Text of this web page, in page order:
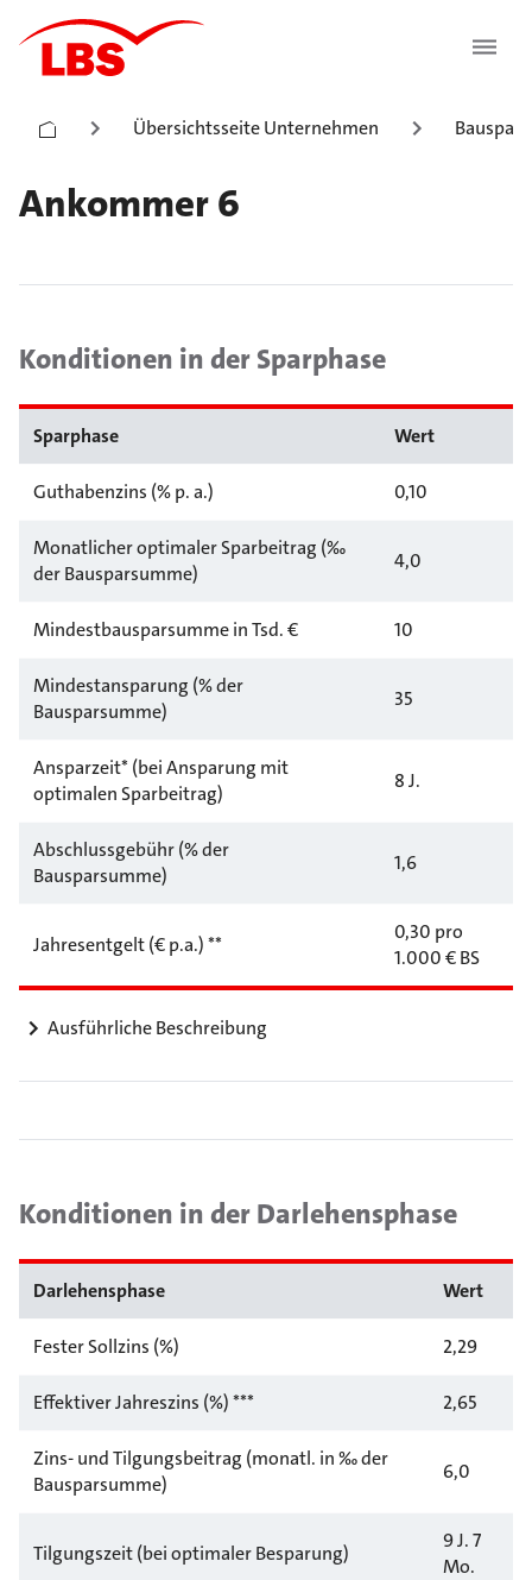
Übersichtsseite Unternehmen
Ankommer 6
Konditionen in der Sparphase
Sparphase Wert
Guthabenzins (% p. a.) 0,10
Monatlicher optimaler Sparbeitrag (‰
der Bausparsumme)
4,0
Mindestbausparsumme in Tsd. € 10
Mindestansparung (% der
Bausparsumme)
35
Ansparzeit* (bei Ansparung mit
optimalen Sparbeitrag)
8 J.
Abschlussgebühr (% der
Bausparsumme)
1,6
Jahresentgelt (€ p.a.) **
0,30 pro
1.000 € BS
Ausführliche Beschreibung
Konditionen in der Darlehensphase
Darlehensphase Wert
Fester Sollzins (%) 2,29
Effektiver Jahreszins (%) *** 2,65
Zins- und Tilgungsbeitrag (monatl. in ‰ der
Bausparsumme)
6,0
Tilgungszeit (bei optimaler Besparung)
9 J. 7
Mo.